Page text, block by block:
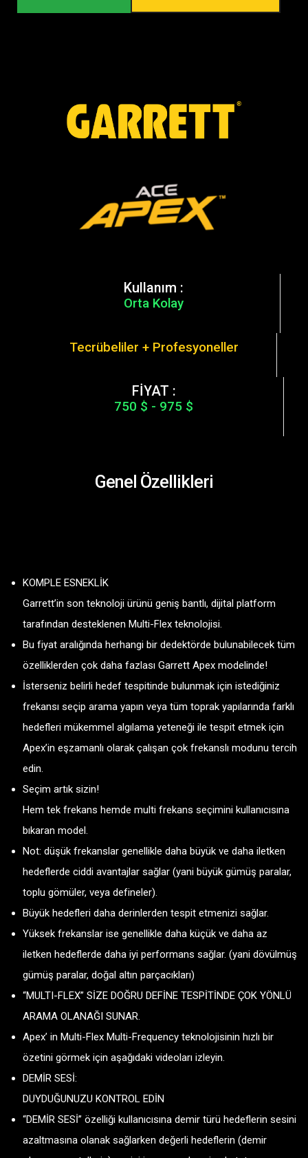
Kullanım :
Orta Kolay
Tecrübeliler + Profesyoneller
FİYAT :
750 $ - 975 $
Genel Özellikleri
KOMPLE ESNEKLİK
Garrett’in son teknoloji ürünü geniş bantlı, dijital platform
tarafından desteklenen Multi-Flex teknolojisi.
Bu fiyat aralığında herhangi bir dedektörde bulunabilecek tüm
özelliklerden çok daha fazlası Garrett Apex modelinde!
İsterseniz belirli hedef tespitinde bulunmak için istediğiniz
frekansı seçip arama yapın veya tüm toprak yapılarında farklı
hedefleri mükemmel algılama yeteneği ile tespit etmek için
Apex’in eşzamanlı olarak çalışan çok frekanslı modunu tercih
edin.
Seçim artık sizin!
Hem tek frekans hemde multi frekans seçimini kullanıcısına
bıkaran model.
Not: düşük frekanslar genellikle daha büyük ve daha iletken
hedeflerde ciddi avantajlar sağlar (yani büyük gümüş paralar,
toplu gömüler, veya defineler).
Büyük hedefleri daha derinlerden tespit etmenizi sağlar.
Yüksek frekanslar ise genellikle daha küçük ve daha az
iletken hedeflerde daha iyi performans sağlar. (yani dövülmüş
gümüş paralar, doğal altın parçacıkları)
“MULTI-FLEX” SİZE DOĞRU DEFİNE TESPİTİNDE ÇOK YÖNLÜ
ARAMA OLANAĞI SUNAR.
Apex’ in Multi-Flex Multi-Frequency teknolojisinin hızlı bir
özetini görmek için aşağıdaki videoları izleyin.
DEMİR SESİ:
DUYDUĞUNUZU KONTROL EDİN
“DEMİR SESİ” özelliği kullanıcısına demir türü hedeflerin sesini
azaltmasına olanak sağlarken değerli hedeflerin (demir